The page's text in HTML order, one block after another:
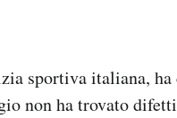
sportiva italiana, ha
non ha trovato difetti